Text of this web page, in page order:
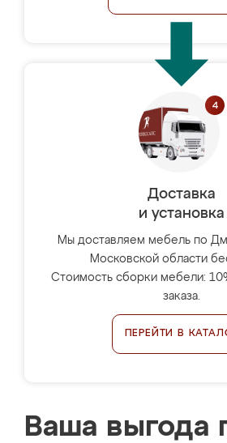
Доставка
и установка
Мы доставляем мебель по
Московской области
Стоимость сборки мебели:
заказа.
ПЕРЕЙТИ В
Ваша выгода